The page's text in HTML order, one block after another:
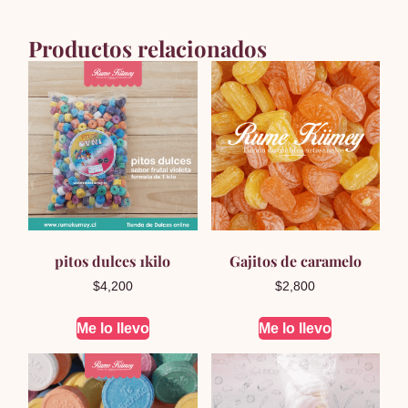
Productos relacionados
pitos dulces 1kilo
$4,200
Me lo llevo
Gajitos de caramelo
$2,800
Me lo llevo